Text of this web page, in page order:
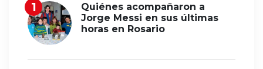
Quiénes acompañaron a
Jorge Messi en sus últimas
horas en Rosario